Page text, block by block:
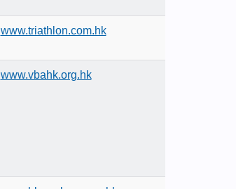
www.triathlon.com.hk
www.vbahk.org.hk